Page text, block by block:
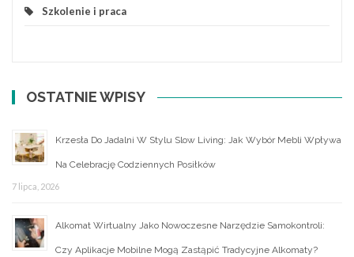
Szkolenie i praca
OSTATNIE WPISY
Krzesła Do Jadalni W Stylu Slow Living: Jak Wybór Mebli Wpływa
Na Celebrację Codziennych Posiłków
7 lipca, 2026
Alkomat Wirtualny Jako Nowoczesne Narzędzie Samokontroli:
Czy Aplikacje Mobilne Mogą Zastąpić Tradycyjne Alkomaty?